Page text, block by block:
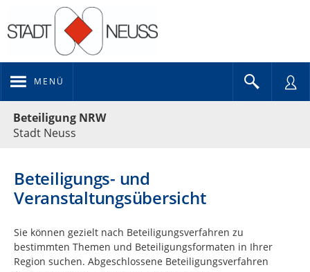
MENÜ
Beteiligung NRW
Stadt Neuss
Beteiligungs- und
Veranstaltungsübersicht
Sie können gezielt nach Beteiligungsverfahren zu
bestimmten Themen und Beteiligungsformaten in Ihrer
Region suchen. Abgeschlossene Beteiligungsverfahren